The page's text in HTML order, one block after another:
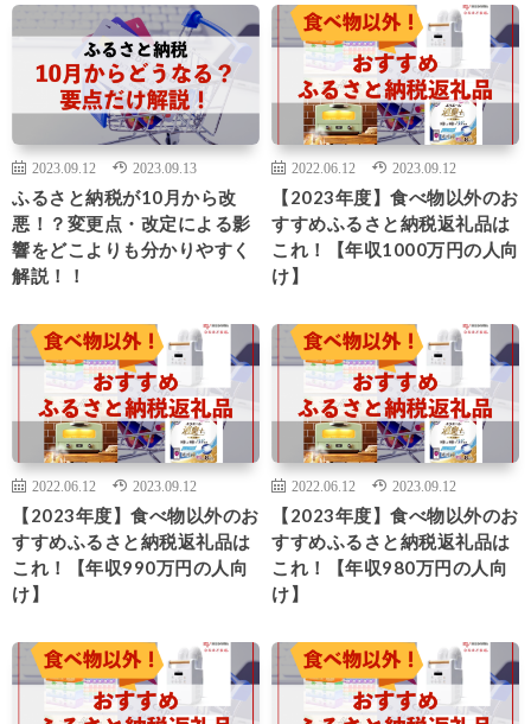
2023.09.12 2023.09.13
ふるさと納税が10月から改
悪！？変更点・改定による影
響をどこよりも分かりやすく
解説！！
2022.06.12 2023.09.12
【2023年度】食べ物以外のお
すすめふるさと納税返礼品は
これ！【年収1000万円の人向
け】
2022.06.12 2023.09.12
【2023年度】食べ物以外のお
すすめふるさと納税返礼品は
これ！【年収990万円の人向
け】
2022.06.12 2023.09.12
【2023年度】食べ物以外のお
すすめふるさと納税返礼品は
これ！【年収980万円の人向
け】